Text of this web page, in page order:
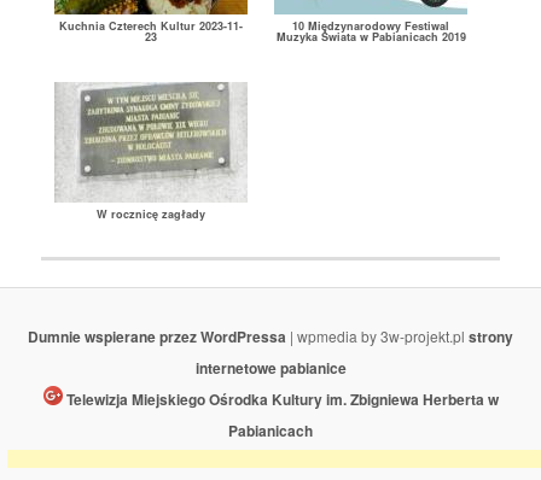
Kuchnia Czterech Kultur 2023-11-
23
10 Międzynarodowy Festiwal
Muzyka Świata w Pabianicach 2019
W rocznicę zagłady
Dumnie wspierane przez WordPressa | wpmedia by 3w-projekt.pl strony
internetowe pabianice
Telewizja Miejskiego Ośrodka Kultury im. Zbigniewa Herberta w
Pabianicach